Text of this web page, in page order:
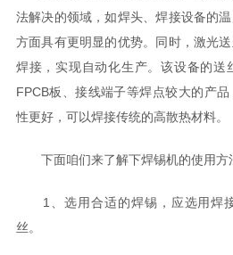
法解决的领域，如焊头、焊接设备的
方面具有更明显的优势。同时，激光
焊接，实现自动化生产。该设备的送
FPCB板、接线端子等焊点较大的产
性更好，可以焊接传统的高散热材料。
下面咱们来了解下焊锡机的使用方
1、选用合适的焊锡，应选用焊
丝。